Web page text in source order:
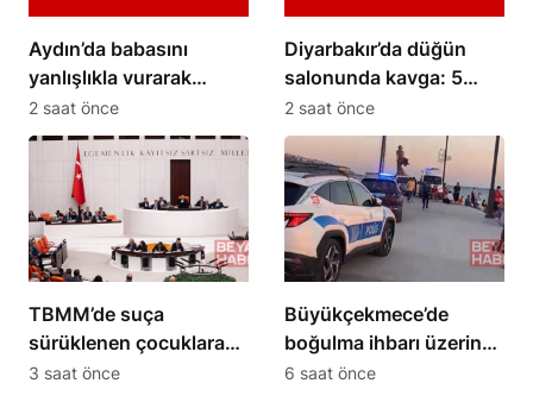
Aydın’da babasını
yanlışlıkla vurarak
öldüren şüpheli
tutuklandı
2 saat önce
Diyarbakır’da düğün
salonunda kavga: 5
yaralı
2 saat önce
TBMM’de suça
sürüklenen çocuklara
yönelik kanun teklifi
3 saat önce
Büyükçekmece’de
boğulma ihbarı üzerine
arama çalışması
6 saat önce